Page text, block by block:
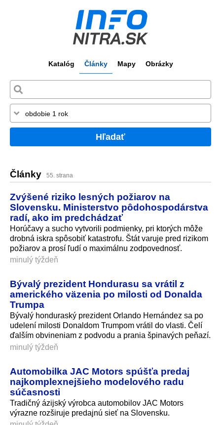
Katalóg Články Mapy Obrázky
Hľadať
Články 55. strana
Zvýšené riziko lesných požiarov na
Slovensku. Ministerstvo pôdohospodárstva
radí, ako im predchádzať
Horúčavy a sucho vytvorili podmienky, pri ktorých môže
drobná iskra spôsobiť katastrofu. Štát varuje pred rizikom
požiarov a prosí ľudí o maximálnu zodpovednosť.
minulý týždeň
Bývalý prezident Hondurasu sa vrátil z
amerického väzenia po milosti od Donalda
Trumpa
Bývalý honduraský prezident Orlando Hernández sa po
udelení milosti Donaldom Trumpom vrátil do vlasti. Čelí
ďalším obvineniam z podvodu a prania špinavých peňazí.
minulý týždeň
Automobilka JAC Motors spúšťa predaj
najkomplexnejšieho modelového radu
súčasnosti
Tradičný ázijský výrobca automobilov JAC Motors
výrazne rozširuje predajnú sieť na Slovensku.